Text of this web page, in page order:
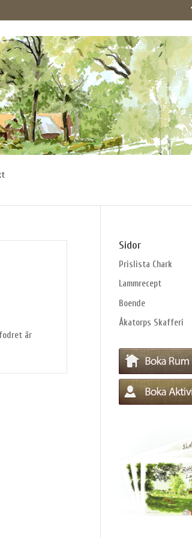
är
Sidor
Prislista Chark
Lammrecept
Boende
Åkatorps Skafferi